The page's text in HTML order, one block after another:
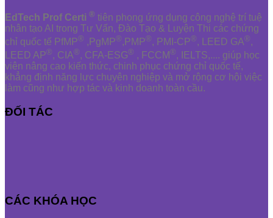
EdTech Prof Certi ® tiên phong ứng dụng công nghệ trí tuệ
nhân tạo AI trong Tư Vấn, Đào Tạo & Luyện Thi các chứng
chỉ quốc tế PfMP® ,PgMP®,PMP®, PMI-CP®, LEED GA®,
LEED AP®, CIA®, CFA-ESG® , FCCM®, IELTS,.... giúp học
viên nâng cao kiến thức, chinh phục chứng chỉ quốc tế,
khẳng định năng lực chuyên nghiệp và mở rộng cơ hội việc
làm cũng như hợp tác và kinh doanh toàn cầu.
ĐỐI TÁC
CÁC KHÓA HỌC